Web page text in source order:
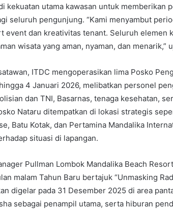
utama kawasan untuk memberikan
seluruh pengunjung. “Kami menyambut
event dan kreativitas tenant. Seluruh elemen
wisata yang aman, nyaman, dan menarik,”
ITDC mengoperasikan lima Posko
4 Januari 2026, melibatkan personel
dan TNI, Basarnas, tenaga kesehatan,
Nataru ditempatkan di lokasi strategis
Batu Kotak, dan Pertamina Mandalika
situasi di lapangan.
Pullman Lombok Mandalika Beach
malam Tahun Baru bertajuk “Unmasking
digelar pada 31 Desember 2025 di area
sebagai penampil utama, serta hiburan